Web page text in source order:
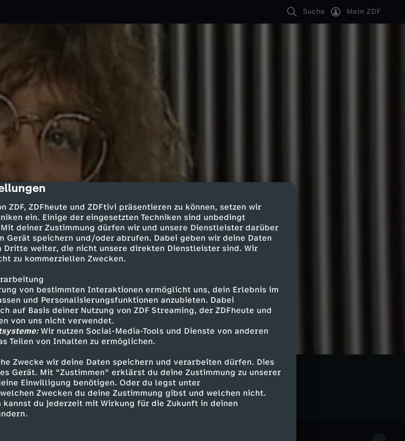
ZDF, ZDFheute und ZDFtivi präsentieren zu können, setzen wir
ein. Einige der eingesetzten Techniken sind unbedingt
deiner Zustimmung dürfen wir und unsere Dienstleister darüber
Gerät speichern und/oder abrufen. Dabei geben wir deine Daten
Dritte weiter, die nicht unsere direkten Dienstleister sind. Wir
zu kommerziellen Zwecken.
von bestimmten Interaktionen ermöglicht uns, dein Erlebnis im
und Personalisierungsfunktionen anzubieten. Dabei
auf Basis deiner Nutzung von ZDF Streaming, der ZDFheute und
von uns nicht verwendet.
Wir nutzen Social-Media-Tools und Dienste von anderen
Teilen von Inhalten zu ermöglichen.
Zwecke wir deine Daten speichern und verarbeiten dürfen. Dies
Gerät. Mit "Zustimmen" erklärst du deine Zustimmung zu unserer
Einwilligung benötigen. Oder du legst unter
Zwecken du deine Zustimmung gibst und welchen nicht.
kannst du jederzeit mit Wirkung für die Zukunft in deinen
Suche Mein ZDF
ZDF
Risiken der
Erwartung vieler
informativ Momente der Geschichte